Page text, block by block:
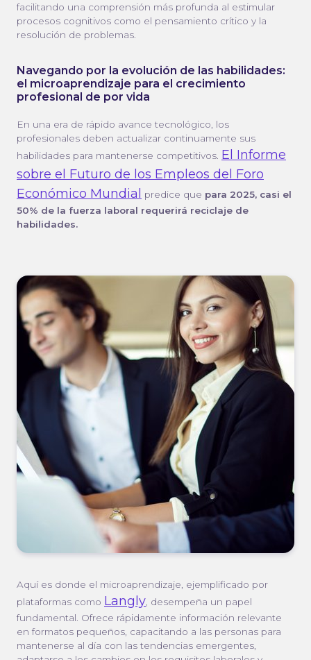
facilitando una comprensión más profunda al estimular
procesos cognitivos como el pensamiento crítico y la
resolución de problemas.
Navegando por la evolución de las habilidades:
el microaprendizaje para el crecimiento
profesional de por vida
En una era de rápido avance tecnológico, los
profesionales deben actualizar continuamente sus
habilidades para mantenerse competitivos. El Informe
sobre el Futuro de los Empleos del Foro
Económico Mundial
predice que para 2025, casi el
50% de la fuerza laboral requerirá reciclaje de
habilidades.
Aquí es donde el microaprendizaje, ejemplificado por
plataformas como Langly, desempeña un papel
fundamental. Ofrece rápidamente información relevante
en formatos pequeños, capacitando a las personas para
mantenerse al día con las tendencias emergentes,